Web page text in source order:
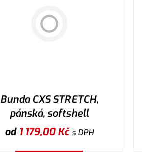
Bunda CXS STRETCH,
pánská, softshell
od 1 179,00Kčs DPH